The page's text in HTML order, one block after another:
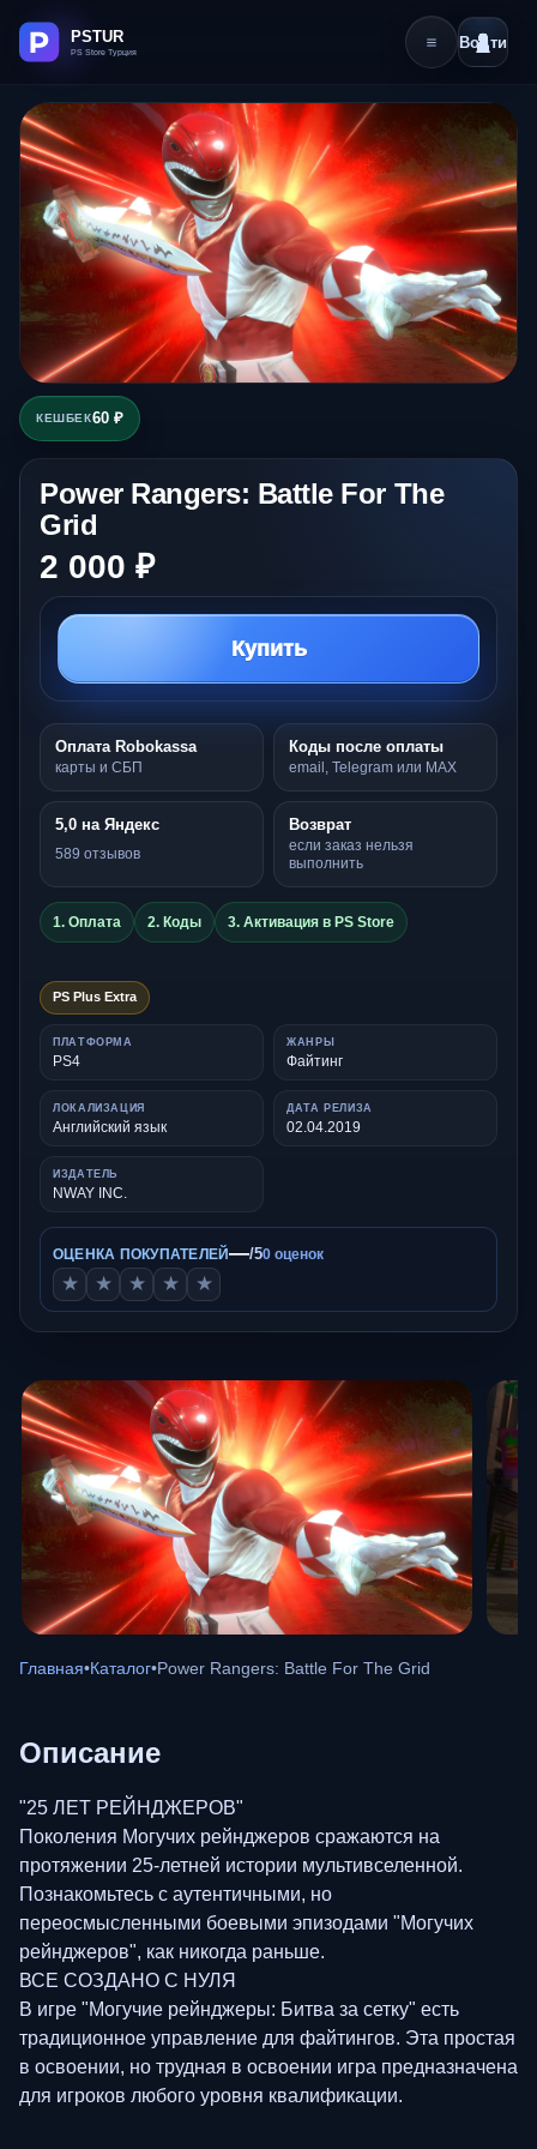
Войти
КЕШБЕК60 ₽
Power Rangers: Battle For The
Grid
2 000 ₽
Купить
Оплата Robokassa
карты и СБП
Коды после оплаты
email, Telegram или MAX
5,0 на Яндекс
589 отзывов
Возврат
если заказ нельзя
выполнить
1. Оплата 2. Коды 3. Активация в PS Store
PS Plus Extra
ПЛАТФОРМА
PS4
ЖАНРЫ
Файтинг
ЛОКАЛИЗАЦИЯ
Английский язык
ДАТА РЕЛИЗА
02.04.2019
ИЗДАТЕЛЬ
NWAY INC.
ОЦЕНКА ПОКУПАТЕЛЕЙ—/50 оценок
★ ★ ★ ★ ★
Главная•Каталог•Power Rangers: Battle For The Grid
Описание
"25 ЛЕТ РЕЙНДЖЕРОВ"
Поколения Могучих рейнджеров сражаются на
протяжении 25-летней истории мультивселенной.
Познакомьтесь с аутентичными, но
переосмысленными боевыми эпизодами "Могучих
рейнджеров", как никогда раньше.
ВСЕ СОЗДАНО С НУЛЯ
В игре "Могучие рейнджеры: Битва за сетку" есть
традиционное управление для файтингов. Эта простая
в освоении, но трудная в освоении игра предназначена
для игроков любого уровня квалификации.